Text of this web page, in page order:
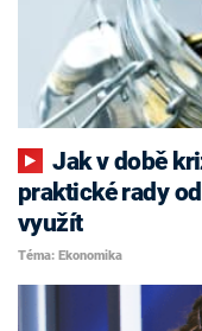
Jak v době krize ušetřit? Přečtěte si
praktické rady
využít
Téma: Ekonomika